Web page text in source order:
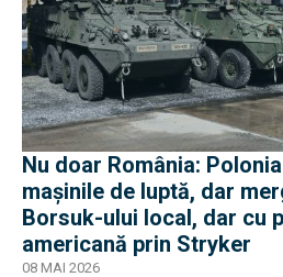
Nu doar România:
mașinile de luptă, dar
Borsuk-ului local, dar cu
americană prin Stryker
08 MAI 2026